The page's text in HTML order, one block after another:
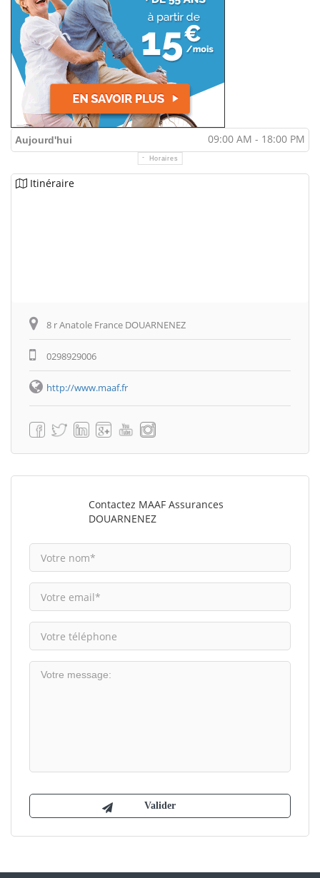
Aujourd'hui 09:00 AM - 18:00 PM
Horaires
Itinéraire
8 r Anatole France DOUARNENEZ
0298929006
http://www.maaf.fr
Contactez MAAF Assurances
DOUARNENEZ